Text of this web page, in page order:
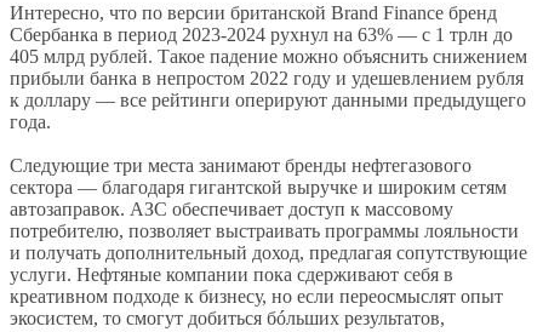
Интересно, что по версии британской Brand Finance бренд
Сбербанка в период 2023-2024 рухнул на 63% — с 1 трлн до
405 млрд рублей. Такое падение можно объяснить снижением
прибыли банка в непростом 2022 году и удешевлением рубля
к доллару — все рейтинги оперируют данными предыдущего
года.
Следующие три места занимают бренды нефтегазового
сектора — благодаря гигантской выручке и широким сетям
автозаправок. АЗС обеспечивает доступ к массовому
потребителю, позволяет выстраивать программы лояльности
и получать дополнительный доход, предлагая сопутствующие
услуги. Нефтяные компании пока сдерживают себя в
креативном подходе к бизнесу, но если переосмыслят опыт
экосистем, то смогут добиться бóльших результатов,